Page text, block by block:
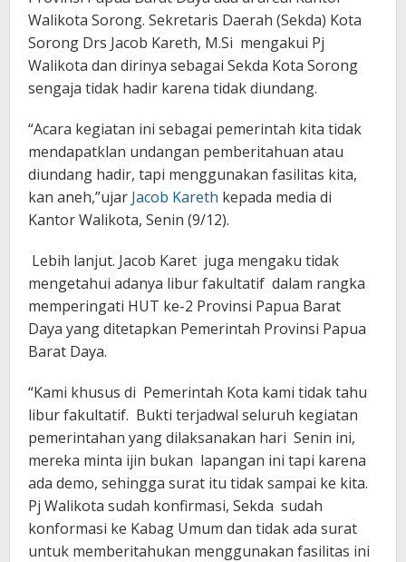
Walikota Sorong. Sekretaris Daerah (Sekda) Kota
Sorong Drs Jacob Kareth, M.Si mengakui Pj
Walikota dan dirinya sebagai Sekda Kota Sorong
sengaja tidak hadir karena tidak diundang.
“Acara kegiatan ini sebagai pemerintah kita tidak
mendapatklan undangan pemberitahuan atau
diundang hadir, tapi menggunakan fasilitas kita,
kan aneh,”ujar Jacob Kareth kepada media di
Kantor Walikota, Senin (9/12).
Lebih lanjut. Jacob Karet juga mengaku tidak
mengetahui adanya libur fakultatif dalam rangka
memperingati HUT ke-2 Provinsi Papua Barat
Daya yang ditetapkan Pemerintah Provinsi Papua
Barat Daya.
“Kami khusus di Pemerintah Kota kami tidak tahu
libur fakultatif. Bukti terjadwal seluruh kegiatan
pemerintahan yang dilaksanakan hari Senin ini,
mereka minta ijin bukan lapangan ini tapi karena
ada demo, sehingga surat itu tidak sampai ke kita.
Pj Walikota sudah konfirmasi, Sekda sudah
konformasi ke Kabag Umum dan tidak ada surat
untuk memberitahukan menggunakan fasilitas ini